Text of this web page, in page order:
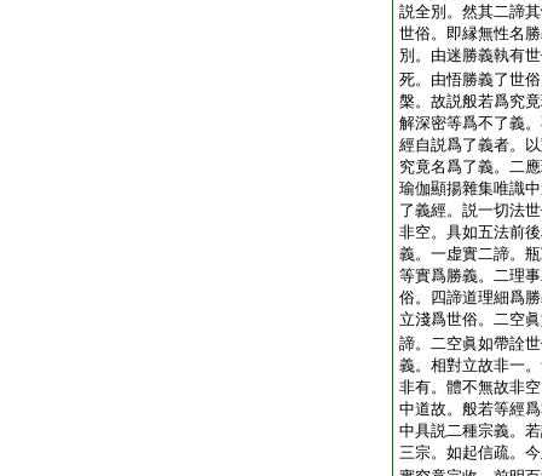
説全別。然其二諦
世俗。即縁無性名
別。由迷勝義執有
死。由悟勝義了世
槃。故説般若爲究
解深密等爲不了義
經自説爲了義者。
究竟名爲了義。二
瑜伽顯揚雜集唯識
了義經。説一切法
非空。具如五法前
義。一虚實二諦。
等實爲勝義。二理
俗。四諦道理細爲
立淺爲世俗。二空
諦。二空眞如帶詮
義。相對立故非一
非有。體不無故非
中道故。般若等經
中具説二種宗義。
三宗。如起信疏。